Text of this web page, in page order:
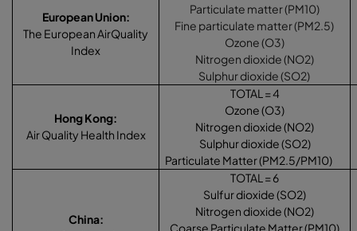
European Union:
The European AirQuality
Index
Particulate matter (PM10)
Fine particulate matter (PM2.5)
Ozone (O3)
Nitrogen dioxide (NO2)
Sulphur dioxide (SO2)
Hong Kong:
Air Quality Health Index
TOTAL = 4
Ozone (O3)
Nitrogen dioxide (NO2)
Sulphur dioxide (SO2)
Particulate Matter (PM2.5/PM10)
China:
TOTAL = 6
Sulfur dioxide (SO2)
Nitrogen dioxide (NO2)
Coarse Particulate Matter (PM10)